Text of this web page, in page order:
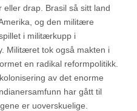
drap. Brasil så sitt land
og den militære
i militærkupp i
Militæret tok også makten i
en radikal reformpolitikk.
av det enorme
har gått til
er uoverskuelige.